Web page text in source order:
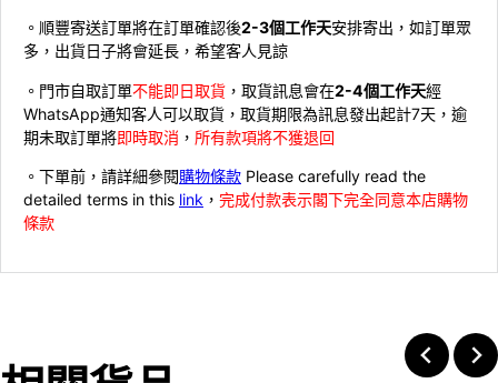
。順豐寄送訂單將在訂單確認後2-3個工作天安排寄出，如訂單眾
多，出貨日子將會延長，希望客人見諒
。門市自取訂單不能即日取貨 ，取貨訊息會在2-4個工作天經
WhatsApp通知客人可以取貨，取貨期限為訊息發出起計7天，逾
期未取訂單將即時取消 ， 所有款項將不獲退回
。下單前，請詳細參閱購物條款 Please carefully read the
detailed terms in this link ， 完成付款表示閣下完全同意本店購物
條款